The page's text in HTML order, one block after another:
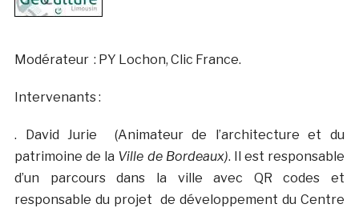
Modérateur : PY Lochon, Clic France.
Intervenants :
. David Jurie (Animateur de l’architecture et du
patrimoine de la Ville de Bordeaux). Il est responsable
d’un parcours dans la ville avec QR codes et
responsable du projet de développement du Centre